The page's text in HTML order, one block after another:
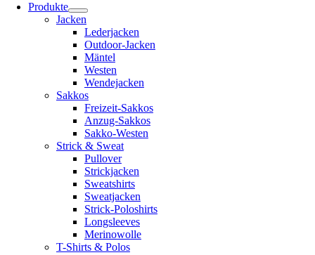
Produkte
Jacken
Lederjacken
Outdoor-Jacken
Mäntel
Westen
Wendejacken
Sakkos
Freizeit-Sakkos
Anzug-Sakkos
Sakko-Westen
Strick & Sweat
Pullover
Strickjacken
Sweatshirts
Sweatjacken
Strick-Poloshirts
Longsleeves
Merinowolle
T-Shirts & Polos